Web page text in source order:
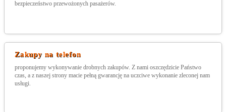
bezpieczeństwo przewożonych pasażerów.
Zakupy na telefon
proponujemy wykonywanie drobnych zakupów. Z nami oszczędzicie Państwo
czas, a z naszej strony macie pełną gwarancję na uczciwe wykonanie zleconej nam
usługi.